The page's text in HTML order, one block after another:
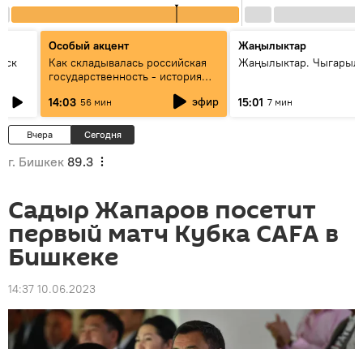
Особый акцент
Как складывалась российская
государственность - история
России и геополитика Евразии
глазами аналитиков
14:03 56 мин эфир
Жаңылыктар
Жаңылыктар.
15:01 7 мин
Вчера Сегодня
г. Бишкек 89.3
Садыр Жапаров посетит
первый матч Кубка САFA в
Бишкеке
14:37 10.06.2023